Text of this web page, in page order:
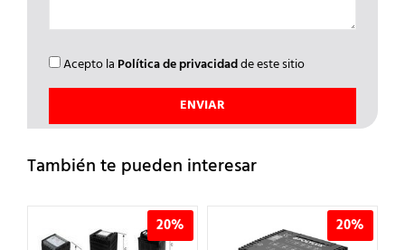
Acepto la Política de privacidadde este sitio
También te pueden interesar
20% 20%